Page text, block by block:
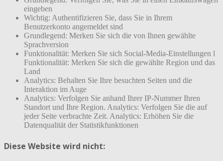
eingeben
Wichtig: Authentifizieren Sie, dass Sie in Ihrem
Benutzerkonto angemeldet sind
Grundlegend: Merken Sie sich die von Ihnen gewählte
Sprachversion
Funktionalität: Merken Sie sich Social-Media-Einstellungen l
Funktionalität: Merken Sie sich die gewählte Region und das
Land
Analytics: Behalten Sie Ihre besuchten Seiten und die
Interaktion im Auge
Analytics: Verfolgen Sie anhand Ihrer IP-Nummer Ihren
Standort und Ihre Region. Analytics: Verfolgen Sie die auf
jeder Seite verbrachte Zeit. Analytics: Erhöhen Sie die
Datenqualität der Statistikfunktionen
Diese Website wird nicht: